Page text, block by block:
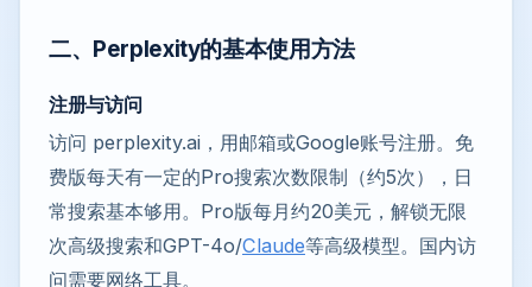
二、Perplexity的基本使用方法
注册与访问
访问 perplexity.ai，用邮箱或Google账号注册。免
费版每天有一定的Pro搜索次数限制（约5次），日
常搜索基本够用。Pro版每月约20美元，解锁无限
次高级搜索和GPT-4o/Claude等高级模型。国内访
问需要网络工具。